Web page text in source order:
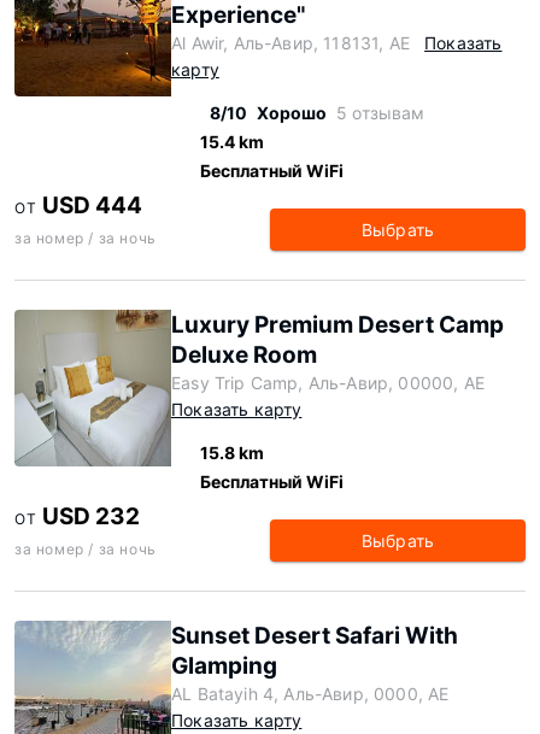
Experience"
Al Awir, Аль-Авир, 118131, AE
Показать
карту
8/10 Хорошо 5 отзывам
15.4 km
Бесплатный WiFi
ОТ USD 444
за номер / за ночь Выбрать
Luxury Premium Desert Camp
Deluxe Room
Easy Trip Camp, Аль-Авир, 00000, AE
Показать карту
15.8 km
Бесплатный WiFi
ОТ USD 232
за номер / за ночь Выбрать
Sunset Desert Safari With
Glamping
AL Batayih 4, Аль-Авир, 0000, AE
Показать карту